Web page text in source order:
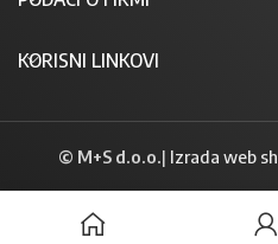
KORISNI LINKOVI
© M+S d.o.o.| Izrada web